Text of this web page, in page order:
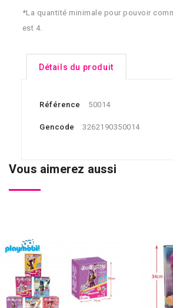
*La quantité minimale pour pouvoir
est 4.
Détails du produit
Référence 50014
Gencode 3262190350014
Vous aimerez aussi